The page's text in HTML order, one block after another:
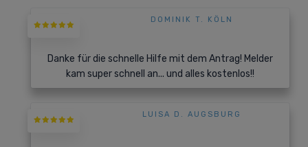
DOMINIK T. KÖLN
Danke für die schnelle Hilfe mit dem Antrag! Melder
kam super schnell an... und alles kostenlos!!
LUISA D. AUGSBURG